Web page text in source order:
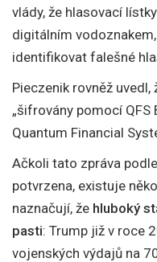
vlády, že hlasovací
digitálním
identifikovat falešné
Pieczenik rovněž
„šifrovány pomocí QFS
Quantum Financial
Ačkoli tato zpráva
potvrzena, existuje
naznačují, že hluboký
pasti: Trump již v roce
vojenských výdajů na